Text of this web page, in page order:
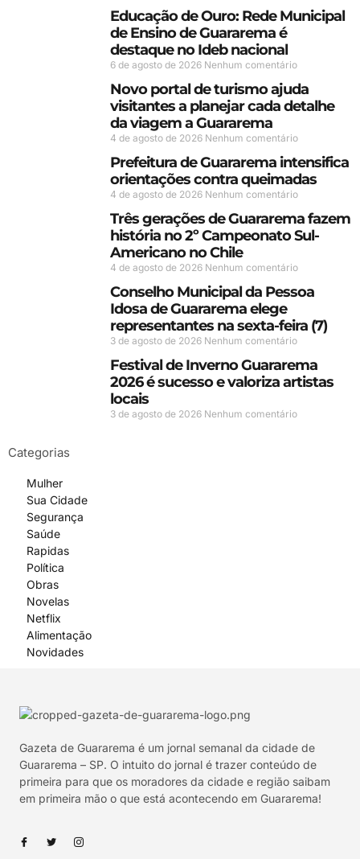
Educação de Ouro: Rede Municipal
de Ensino de Guararema é
destaque no Ideb nacional
6 de agosto de 2026 Nenhum comentário
Novo portal de turismo ajuda
visitantes a planejar cada detalhe
da viagem a Guararema
4 de agosto de 2026 Nenhum comentário
Prefeitura de Guararema intensifica
orientações contra queimadas
4 de agosto de 2026 Nenhum comentário
Três gerações de Guararema fazem
história no 2º Campeonato Sul-
Americano no Chile
4 de agosto de 2026 Nenhum comentário
Conselho Municipal da Pessoa
Idosa de Guararema elege
representantes na sexta-feira (7)
3 de agosto de 2026 Nenhum comentário
Festival de Inverno Guararema
2026 é sucesso e valoriza artistas
locais
3 de agosto de 2026 Nenhum comentário
Categorias
Mulher
Sua Cidade
Segurança
Saúde
Rapidas
Política
Obras
Novelas
Netflix
Alimentação
Novidades
Gazeta de Guararema é um jornal semanal da cidade de
Guararema – SP. O intuito do jornal é trazer conteúdo de
primeira para que os moradores da cidade e região saibam
em primeira mão o que está acontecendo em Guararema!